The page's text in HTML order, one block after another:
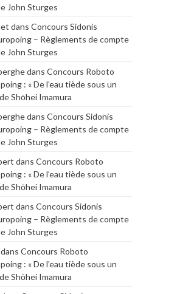
John Sturges
dans Concours Sidonis
– Règlements de compte
John Sturges
dans Concours Roboto
: « De l’eau tiède sous un
Shōhei Imamura
dans Concours Sidonis
– Règlements de compte
John Sturges
dans Concours Roboto
: « De l’eau tiède sous un
Shōhei Imamura
dans Concours Sidonis
– Règlements de compte
John Sturges
dans Concours Roboto
: « De l’eau tiède sous un
Shōhei Imamura